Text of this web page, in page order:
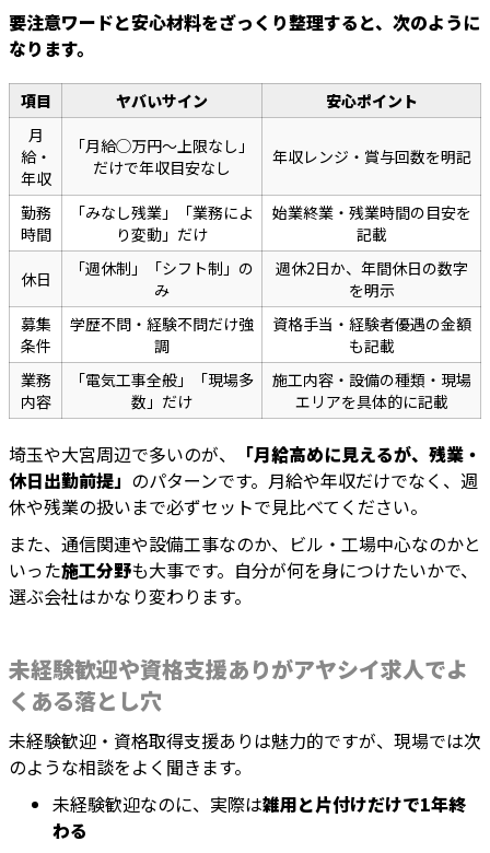
要注意ワードと安心材料をざっくり整理すると、次のように
なります。
項目 ヤバいサイン
安心ポイント
月
給・
年収
「月給◯万円～上限なし」
だけで年収目安なし
年収レンジ・賞与回数を明記
勤務
時間
「みなし残業」「業務によ
り変動」だけ
始業終業・残業時間の目安を
記載
休日
「週休制」「シフト制」の
み
週休2日か、年間休日の数字
を明示
募集
条件
学歴不問・経験不問だけ強
調
資格手当・経験者優遇の金額
も記載
業務
内容
「電気工事全般」「現場多
数」だけ
施工内容・設備の種類・現場
エリアを具体的に記載
埼玉や大宮周辺で多いのが、
「月給高めに見えるが、残業・
休日出勤前提」 のパターンです。月給や年収だけでなく、週
休や残業の扱いまで必ずセットで見比べてください。
また、通信関連や設備工事なのか、ビル・工場中心なのかと
いった施工分野も大事です。自分が何を身につけたいかで、
選ぶ会社はかなり変わります。
未経験歓迎や資格支援ありがアヤシイ求人でよ
くある落とし穴
未経験歓迎・資格取得支援ありは魅力的ですが、現場では次
のような相談をよく聞きます。
未経験歓迎なのに、実際は雑用と片付けだけで1年終
わる